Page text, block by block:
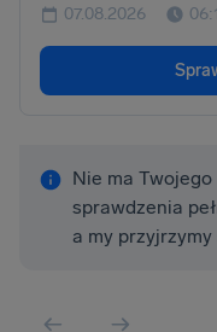
07.08.2026
Nie ma
sprawdzenia
a my